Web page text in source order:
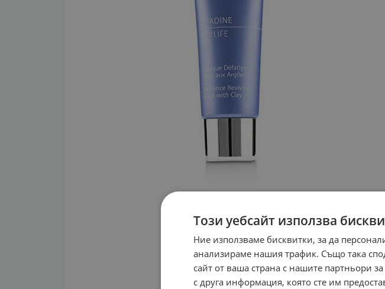
Този уебсайт използва
Ние използваме бисквитки, за да
анализираме нашия трафик. Също така
сайт от ваша страна с нашите партньори
с друга информация, която сте им